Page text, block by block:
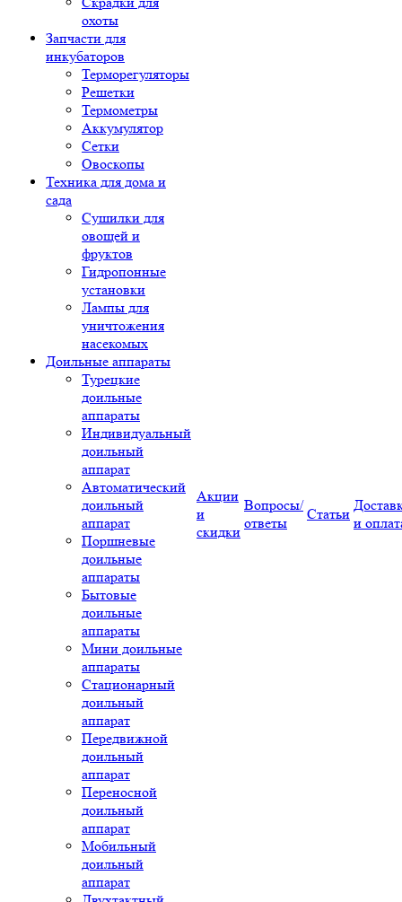
охоты
Запчасти для
инкубаторов
Терморегуляторы
Решетки
Термометры
Аккумулятор
Сетки
Овоскопы
Техника для дома и
сада
Сушилки для
овощей и
фруктов
Гидропонные
установки
Лампы для
уничтожения
насекомых
Доильные аппараты
Турецкие
доильные
аппараты
Индивидуальный
доильный
аппарат
Автоматический
доильный
аппарат
Поршневые
доильные
аппараты
Бытовые
доильные
аппараты
Мини доильные
аппараты
Стационарный
доильный
аппарат
Передвижной
доильный
аппарат
Переносной
доильный
аппарат
Мобильный
доильный
аппарат
Акции
и
скидки
Вопросы/
ответы
Статьи
и